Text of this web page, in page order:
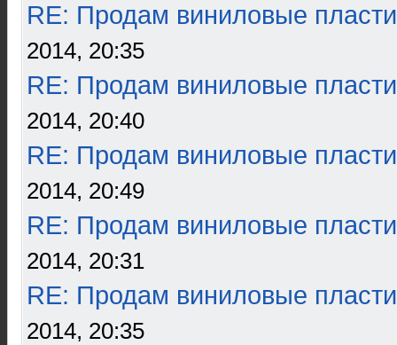
RE: Продам виниловые
2014, 20:35
RE: Продам виниловые
2014, 20:40
RE: Продам виниловые
2014, 20:49
RE: Продам виниловые
2014, 20:31
RE: Продам виниловые
2014, 20:35